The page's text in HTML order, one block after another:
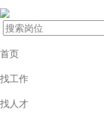
首页
找工作
找人才